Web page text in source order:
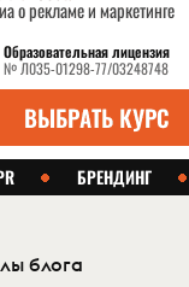
блога